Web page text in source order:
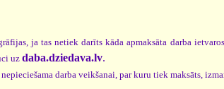
ja tas netiek darīts kāda apmaksāta darba
uzdaba.dziedava.lv.
darba veikšanai, par kuru tiek maksāts,